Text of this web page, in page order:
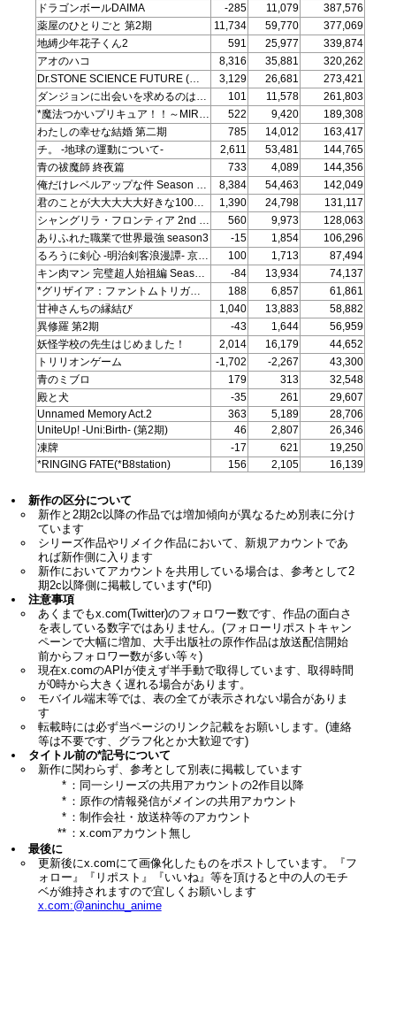
ドラゴンボールDAIMA
-285 11,079
387,576
薬屋のひとりごと 第2期
11,734 59,770
377,069
地縛少年花子くん2
591 25,977
339,874
アオのハコ
8,316 35,881
320,262
Dr.STONE SCIENCE FUTURE (第4期 第1クール)
3,129 26,681
273,421
101 11,578
261,803
522 9,420
189,308
わたしの幸せな結婚 第二期
785 14,012
163,417
チ。 -地球の運動について-
2,611 53,481
144,765
青の祓魔師 終夜篇
733 4,089
144,356
8,384 54,463
142,049
君のことが大大大大大好きな100人の彼女 第2期
1,390 24,798
131,117
560 9,973
128,063
ありふれた職業で世界最強 season3
-15 1,854
106,296
るろうに剣心 -明治剣客浪漫譚- 京都動乱 (第二期)
100 1,713
87,494
キン肉マン 完璧超人始祖編 Season 2
-84 13,934
74,137
*グリザイア：ファントムトリガー(*シリーズ総合)
188 6,857
61,861
甘神さんちの縁結び
1,040 13,883
58,882
異修羅 第2期
-43 1,644
56,959
妖怪学校の先生はじめました！
2,014 16,179
44,652
トリリオンゲーム
-1,702 -2,267
43,300
青のミブロ
179 313
32,548
殿と犬
-35 261
29,607
Unnamed Memory Act.2
363 5,189
28,706
UniteUp! -Uni:Birth- (第2期)
46 2,807
26,346
凍牌
-17 621
19,250
*RINGING FATE(*B8station)
156 2,105 16,139
新作の区分について
新作と2期2c以降の作品では増加傾向が異なるため別表に分け
ています
シリーズ作品やリメイク作品において、新規アカウントであ
れば新作側に入ります
新作においてアカウントを共用している場合は、参考として2
期2c以降側に掲載しています(*印)
注意事項
あくまでもx.com(Twitter)のフォロワー数です、作品の面白さ
を表している数字ではありません。(フォローリポストキャン
ペーンで大幅に増加、大手出版社の原作作品は放送配信開始
前からフォロワー数が多い等々)
現在x.comのAPIが使えず半手動で取得しています、取得時間
が0時から大きく遅れる場合があります。
モバイル端末等では、表の全てが表示されない場合がありま
す
転載時には必ず当ページのリンク記載をお願いします。(連絡
等は不要です、グラフ化とか大歓迎です)
タイトル前の*記号について
新作に関わらず、参考として別表に掲載しています
* ：同一シリーズの共用アカウントの2作目以降
* ：原作の情報発信がメインの共用アカウント
* ：制作会社・放送枠等のアカウント
** ：x.comアカウント無し
最後に
更新後にx.comにて画像化したものをポストしています。『フ
ォロー』『リポスト』『いいね』等を頂けると中の人のモチ
ベが維持されますので宜しくお願いします
x.com:@aninchu_anime